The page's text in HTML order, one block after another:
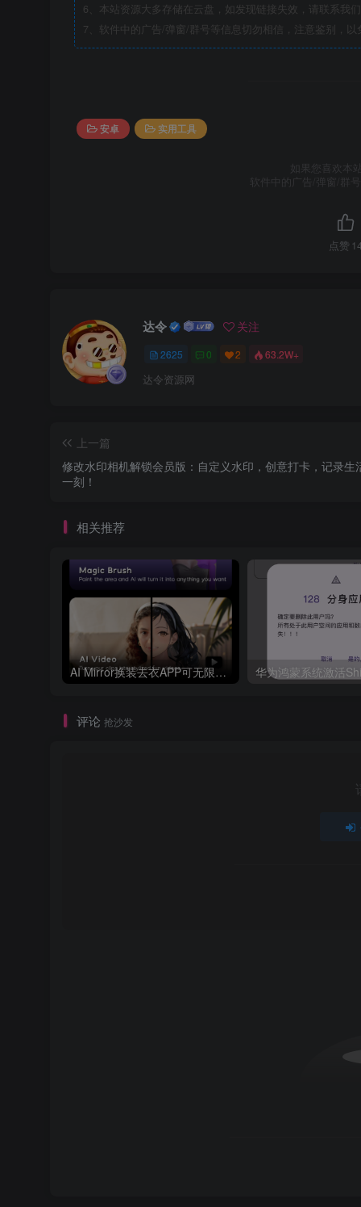
6、本站资源大多存储在云盘，如发现链接失效，请联系我
7、软件中的广告/弹窗/群号等信息切勿相信，注意鉴别，以
安卓 实用工具
如果您喜欢本
软件中的广告/弹窗/群
点赞
达令 关注
2625 0 2 63.2W+
达令资源网
上一篇
修改水印相机解锁会员版：自定义水印，创意打卡，记录生
一刻！
相关推荐
AI Mirror换装去衣APP可无限白嫖！
评论 抢沙发